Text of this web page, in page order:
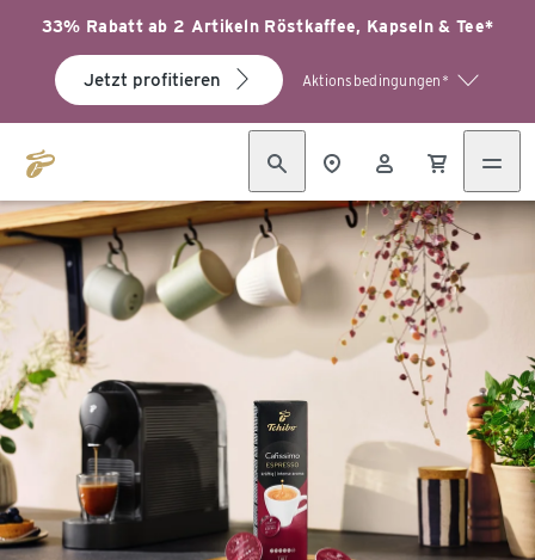
33% Rabatt ab 2 Artikeln Röstkaffee, Kapseln & Tee*
Jetzt profitieren Aktionsbedingungen*